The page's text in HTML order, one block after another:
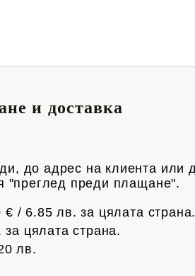
и доставка
до адрес на клиента или
"преглед преди плащане".
€ / 6.85 лв.за цялата страна.
за цялата страна.
лв.